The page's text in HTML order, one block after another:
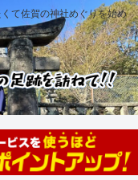
て佐賀の神社めぐりを始め